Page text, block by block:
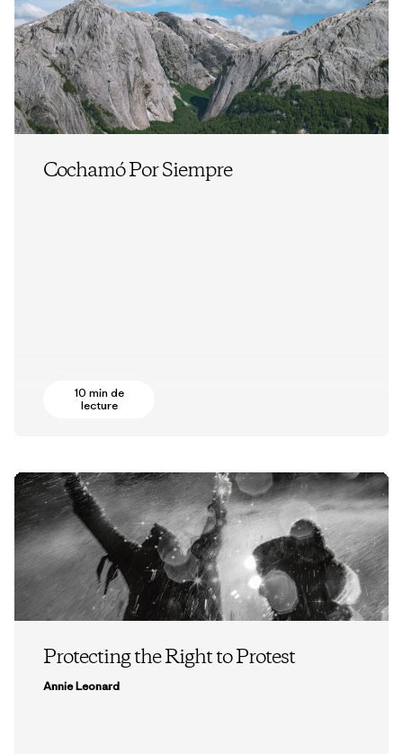
Cochamó Por Siempre
10 min de
lecture
Protecting the Right to Protest
Annie Leonard